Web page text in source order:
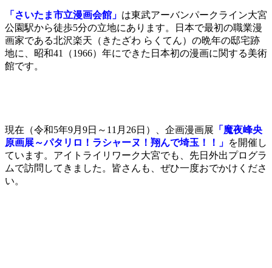
「さいたま市立漫画会館」 は東武アーバンパークライン大宮
公園駅から徒歩5分の立地にあります。日本で最初の職業漫
画家である北沢楽天（きたざわ らくてん）の晩年の邸宅跡
地に、昭和41（1966）年にできた日本初の漫画に関する美術
館です。
現在（令和5年9月9日～11月26日）、企画漫画展 「魔夜峰央
原画展～パタリロ！ラシャーヌ！翔んで埼玉！！」 を開催し
ています。アイトライリワーク大宮でも、先日外出プログラ
ムで訪問してきました。皆さんも、ぜひ一度おでかけくださ
い。